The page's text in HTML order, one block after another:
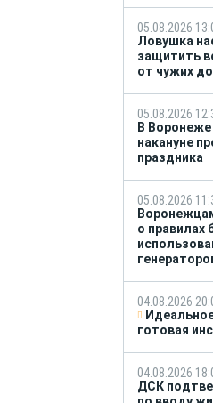
05.08.2026
Ловушка
защитить
от чужих
05.08.2026
В
накануне
праздника
05.08.2026
о правилах
04.08.2026
готовая
04.08.2026
ДСК